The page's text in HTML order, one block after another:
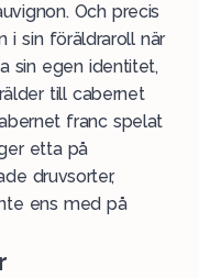
Och precis
i sin föräldraroll när
sin egen identitet,
till cabernet
franc spelat
etta på
druvsorter,
ens med på